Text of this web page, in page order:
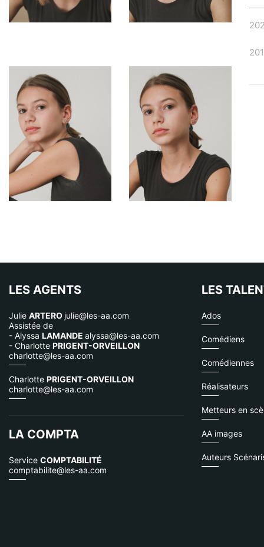
LES AGENTS
Julie ARTERO julie@les-aa.com
Assistée de
- Alyssa LAMANDE alyssa@les-aa.com
- Charlotte PRIGENT-ORVEILLON
charlotte@les-aa.com
Charlotte PRIGENT-ORVEILLON
charlotte@les-aa.com
LA COMPTA
Service COMPTABILITÉ
comptabilite@les-aa.com
LES
Ados
Comédiens
Comédiennes
Réalisateurs
Metteurs en
AA images
Auteurs